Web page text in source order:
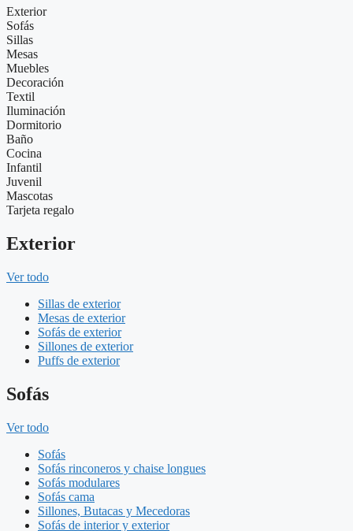
Exterior
Sofás
Sillas
Mesas
Muebles
Decoración
Textil
Iluminación
Dormitorio
Baño
Cocina
Infantil
Juvenil
Mascotas
Tarjeta regalo
Exterior
Ver todo
Sillas de exterior
Mesas de exterior
Sofás de exterior
Sillones de exterior
Puffs de exterior
Sofás
Ver todo
Sofás
Sofás rinconeros y chaise longues
Sofás modulares
Sofás cama
Sillones, Butacas y Mecedoras
Sofás de interior y exterior